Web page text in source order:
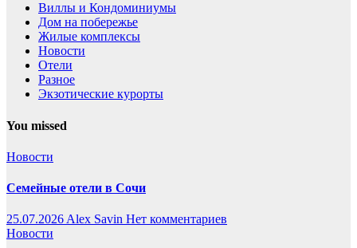
Виллы и Кондоминиумы
Дом на побережье
Жилые комплексы
Новости
Отели
Разное
Экзотические курорты
You missed
Новости
Семейные отели в Сочи
25.07.2026Alex Savin Нет комментариев
Новости